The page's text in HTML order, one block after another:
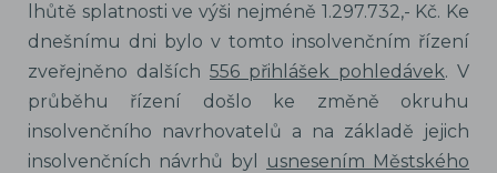
lhůtě splatnosti ve výši nejméně 1.297.732,- Kč. Ke
dnešnímu dni bylo v tomto insolvenčním řízení
zveřejněno dalších 556 přihlášek pohledávek. V
průběhu řízení došlo ke změně okruhu
insolvenčního navrhovatelů a na základě jejich
insolvenčních návrhů byl
usnesením Městského